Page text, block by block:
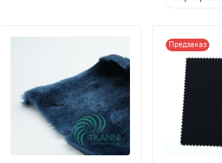
Предзаказ